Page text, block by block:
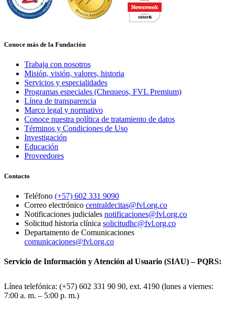
Conoce más de la Fundación
Trabaja con nosotros
Misión, visión, valores, historia
Servicios y especialidades
Programas especiales (Chequeos, FVL Premium)
Línea de transparencia
Marco legal y normativo
Conoce nuestra política de tratamiento de datos
Términos y Condiciones de Uso
Investigación
Educación
Proveedores
Contacto
Teléfono (+57) 602 331 9090
Correo electrónico centraldecitas@fvl.org.co
Notificaciones judiciales notificaciones@fvl.org.co
Solicitud historia clínica solicitudhc@fvl.org.co
Departamento de Comunicaciones
comunicaciones@fvl.org.co
Servicio de Información y Atención al Usuario (SIAU) – PQRS:
Línea telefónica: (+57) 602 331 90 90, ext. 4190 (lunes a viernes:
7:00 a. m. – 5:00 p. m.)